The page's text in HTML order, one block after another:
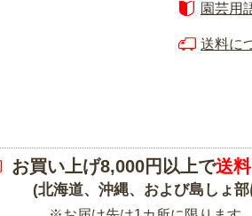
園芸用
送料に
お買い上げ8,000円以上で送
(北海道、沖縄、および島しょ